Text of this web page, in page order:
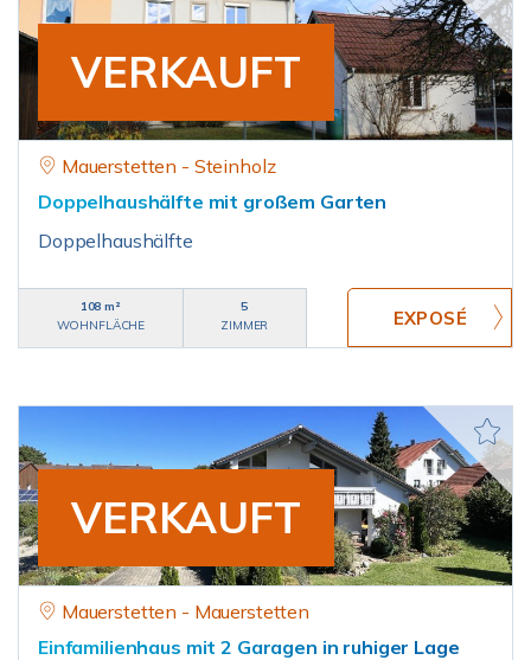
VERKAUFT
Mauerstetten - Steinholz
Doppelhaushälfte mit großem Garten
Doppelhaushälfte
108 m²
WOHNFLÄCHE
5
ZIMMER
VERKAUFT
Mauerstetten - Mauerstetten
Einfamilienhaus mit 2 Garagen in ruhiger Lage